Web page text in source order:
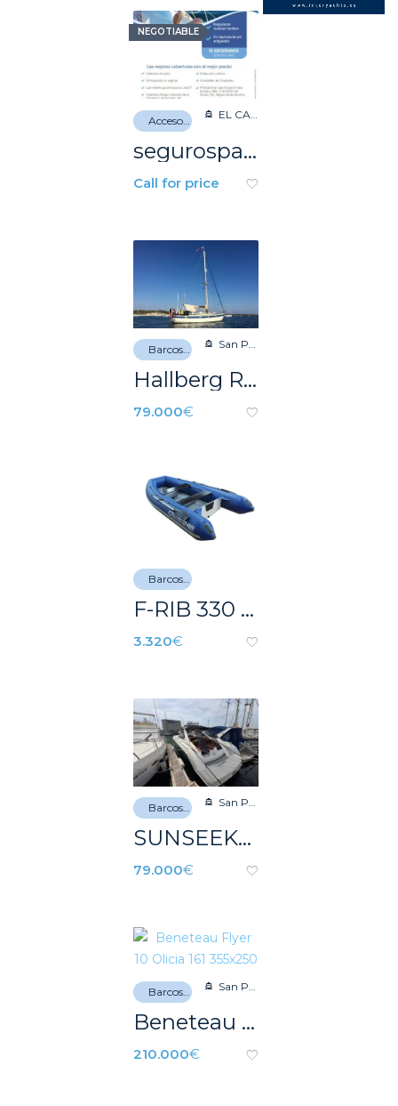
NEGOTIABLE
EL CAMPELLO
segurosparabarcos.com
Call for price
Barcos de recreo San Pedro del Pinatar
Hallberg Rassy 352 Scandinavia
79.000€
F-RIB 330 RF SPRINT
3.320€
Barcos de recreo San Pedro del Pinatar
SUNSEEKER TOMAHAWK 41
79.000€
San Pedro del Pinatar
Beneteau Flyer 10
210.000€